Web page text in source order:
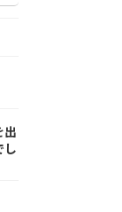
出
し